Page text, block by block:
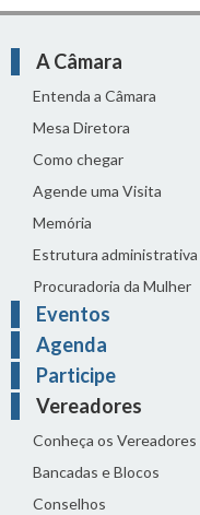
A Câmara
Entenda a Câmara
Mesa Diretora
Como chegar
Agende uma Visita
Memória
Estrutura administrativa
Procuradoria da Mulher
Eventos
Agenda
Participe
Vereadores
Conheça os Vereadores
Bancadas e Blocos
Conselhos